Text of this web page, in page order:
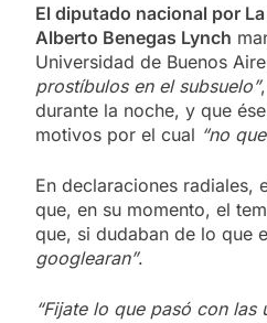
El diputado nacional por
Alberto Benegas Lynch
Universidad de Buenos
prostíbulos en el subsuelo”
durante la noche, y que
motivos por el cual “no
En declaraciones radiales,
que, en su momento, el
que, si dudaban de lo que
googlearan”.
“Fijate lo que pasó con las